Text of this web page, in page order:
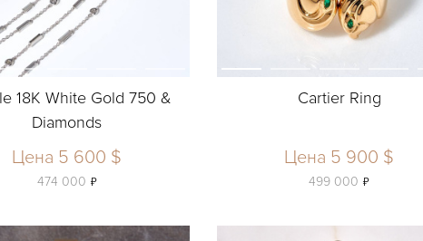
18K White Gold 750 &
Diamonds
Цена 5 600 $
474 000 ь
Cartier Ring
Цена 5 900 $
499 000 ь